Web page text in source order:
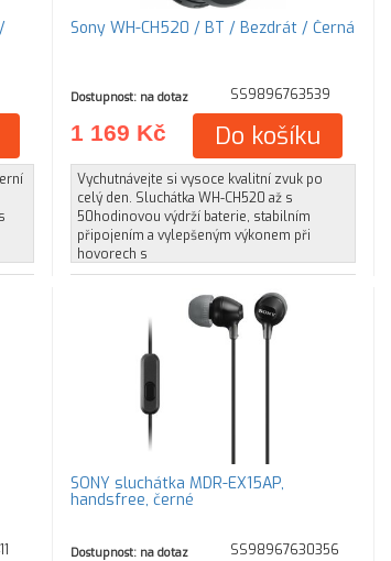
Sony WH-CH520 / BT / Bezdrát / Černá
Dostupnost: na dotaz SS9896763539
1 169 Kč Do košíku
Vychutnávejte si vysoce kvalitní zvuk po
celý den. Sluchátka WH-CH520 až s
50hodinovou výdrží baterie, stabilním
připojením a vylepšeným výkonem při
hovorech s
SONY sluchátka MDR-EX15AP,
handsfree, černé
Dostupnost: na dotaz SS98967630356